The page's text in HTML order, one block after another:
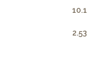
10.1